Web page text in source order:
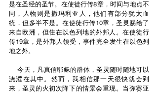
是在圣经的圣节。在使徒行传8章，时间与地点不
同，人物则是撒玛利亚人，他们有部分犹太血
统，但多半不是。在使徒行传10章，圣灵赐给了
来自欧洲，但住在以色列地的外邦人。在使徒行
传19章，是外邦人领受，事件完全发生在以色列
地之外。
    今天，凡真信耶稣的群体，圣灵随时随地可以
浇灌在其中。然而，我相信那一天很快就会到
来，圣灵的火初次降下的情景会重现。当弥赛亚